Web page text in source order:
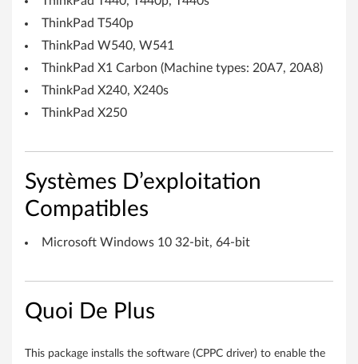
o
a
n
C
o
n
ThinkPad T540p
ThinkPad W540, W541
ThinkPad X1 Carbon (Machine types: 20A7, 20A8)
ThinkPad X240, X240s
ThinkPad X250
Systèmes D’exploitation
Compatibles
Microsoft Windows 10 32-bit, 64-bit
Quoi De Plus
This package installs the software (CPPC driver) to enable the